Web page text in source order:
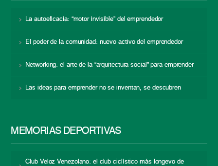
La autoeficacia: “motor invisible” del emprendedor
El poder de la comunidad: nuevo activo del emprendedor
Networking: el arte de la “arquitectura social” para emprender
Las ideas para emprender no se inventan, se descubren
MEMORIAS DEPORTIVAS
Club Veloz Venezolano: el club ciclístico más longevo de